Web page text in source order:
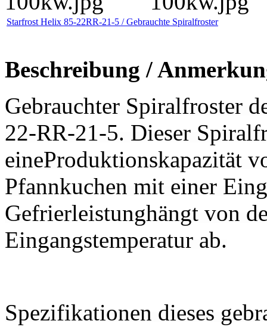
Starfrost Helix 85-22RR-21-5 / Gebrauchte Spiralfroster
Beschreibung /
Gebrauchter Spiralfroster
22-RR-21-5. Dieser
eineProduktionskapazität
Pfannkuchen mit einer
Gefrierleistunghängt von
Eingangstemperatur ab.
Spezifikationen dieses